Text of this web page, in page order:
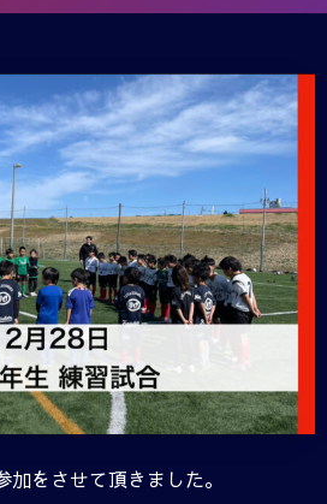
をさせて頂きました。